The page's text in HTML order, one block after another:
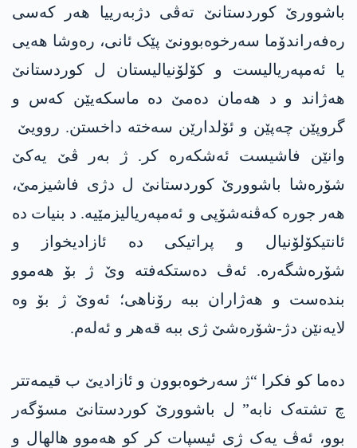
باشوورێ کوردستانێ تەڤی دژبەرییا ھەر کەسی
رەفەراندۆما سەرخوەبوونێ پێک ئانی، رەوشا هەیی
یا ئەمپەریالیست و کۆلۆنیالیستان ل کوردستانێ
ھەژاند و د ھەمان دەمێ دە ماسکەیێن کەس و
گروپێن چەپێن و ئۆلدارێن سەختە داخستن. روویێ
وانێن فاشیست ئەشکەرە کر. ژ بەر ڤێ یەکێ
شۆرەشا باشوورێ کوردستانێ ل دژی فاشیزمێ،
ھەر جورە کەڤنەشۆپی و ئەمپەریالیزمێیە. د بنیات دە
ئانتیکۆلۆنیال و پراتیکی دە ئازادیخواز و
شۆرەشگەرە. ئەڤ دەستکەفتە وێ ژ بۆ ھەموو
بندەست و ھەژاران ببە رۆناھی؛ ئەوێ ژ بۆ وە
لایەنێن دژ-شۆرەشێ ژی ببە قەھر و ئەلەم.
دەما کو فکرا “ژ سەرخوەبوون و ئازادیێ ب قیمەتتر
چ تشتەک نابە” ل باشوورێ کوردستانێ مسۆگەر
بوو، ئەڤ یەک ژی ئیسپات کر کو ھەموو ھالھال و